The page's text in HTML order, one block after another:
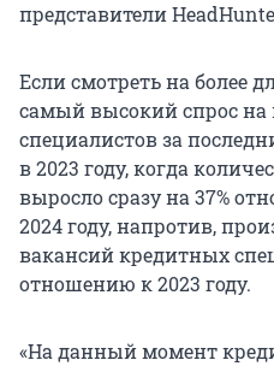
представители
Если смотреть на более
самый высокий спрос на
специалистов за
в 2023 году, когда
выросло сразу на 37%
2024 году, напротив,
вакансий кредитных
отношению к 2023 году.
«На данный момент